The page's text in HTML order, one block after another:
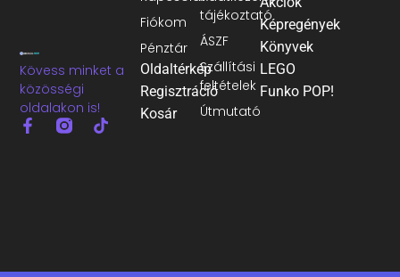
Kövess minket a
közösségi
oldalakon is!
tájékoztató
ÁSZF
Szállítási
feltételek
Útmutató
Fiókom
Pénztár
Oldaltérkép
Regisztráció
Kosár
Képregények
Könyvek
LEGO
Funko POP!